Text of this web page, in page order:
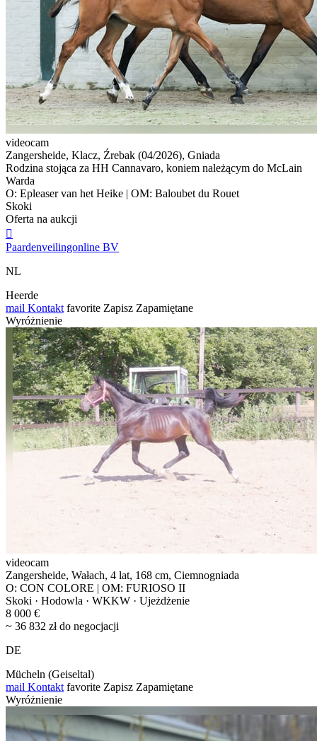
videocam
Zangersheide, Klacz, Źrebak (04/2026), Gniada
Rodzina stojąca za HH Cannavaro, koniem należącym do McLain
Warda
O: Epleaser van het Heike | OM: Baloubet du Rouet
Skoki
Oferta na aukcji

Paardenveilingonline BV
NL
Heerde
mail Kontakt favorite Zapisz Zapamiętane
Wyróżnienie
videocam
Zangersheide, Wałach, 4 lat, 168 cm, Ciemnogniada
O: CON COLORE | OM: FURIOSO II
Skoki · Hodowla · WKKW · Ujeżdżenie
8 000 €
~ 36 832 zł do negocjacji
DE
Mücheln (Geiseltal)
mail Kontakt favorite Zapisz Zapamiętane
Wyróżnienie